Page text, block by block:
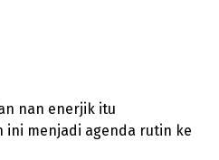
nan enerjik itu
ini menjadi agenda rutin ke